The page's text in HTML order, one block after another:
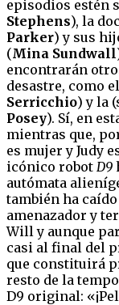
episodios estén
Stephens), la
Parker) y sus
(Mina Sundwall
encontrarán
desastre, como
Serricchio) y la
Posey). Sí, en
mientras que,
es mujer y Judy
icónico robot D9
autómata
también ha caído
amenazador y
Will y aunque
casi al final del
que constituirá
resto de la
D9 original: